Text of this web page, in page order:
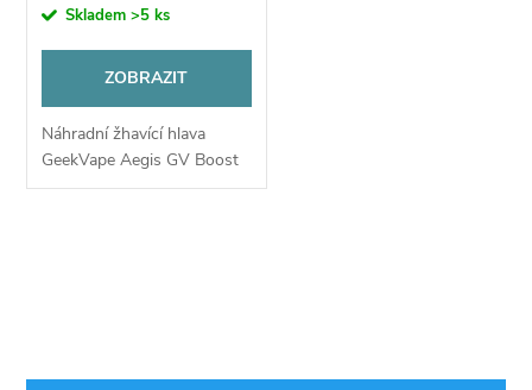
cena:Skladem>5 ks
ZOBRAZIT
Náhradní žhavící hlava
GeekVape Aegis GV Boost